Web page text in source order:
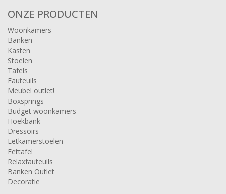
ONZE PRODUCTEN
Woonkamers
Banken
Kasten
Stoelen
Tafels
Fauteuils
Meubel outlet!
Boxsprings
Budget woonkamers
Hoekbank
Dressoirs
Eetkamerstoelen
Eettafel
Relaxfauteuils
Banken Outlet
Decoratie